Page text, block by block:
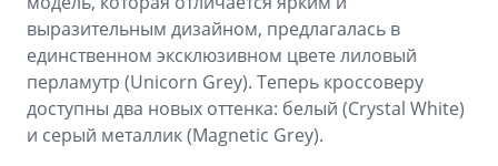
GEELY Лизинг
Сервисная книжка
Вопросы и ответы
выразительным дизайном, предлагалась в
единственном эксклюзивном цвете лиловый
перламутр (Unicorn Grey). Теперь кроссоверу
доступны два новых оттенка: белый (Crystal White)
и серый металлик (Magnetic Grey).